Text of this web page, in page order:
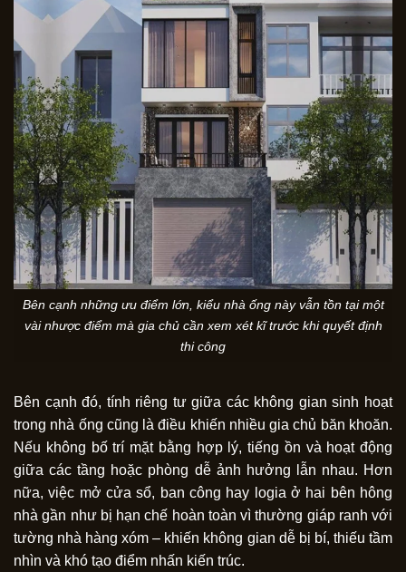
Bên cạnh những ưu điểm lớn, kiểu nhà ống này vẫn tồn tại một
vài nhược điểm mà gia chủ cần xem xét kĩ trước khi quyết định
thi công
Bên cạnh đó, tính riêng tư giữa các không gian sinh hoạt
trong nhà ống cũng là điều khiến nhiều gia chủ băn khoăn.
Nếu không bố trí mặt bằng hợp lý, tiếng ồn và hoạt động
giữa các tầng hoặc phòng dễ ảnh hưởng lẫn nhau. Hơn
nữa, việc mở cửa sổ, ban công hay logia ở hai bên hông
nhà gần như bị hạn chế hoàn toàn vì thường giáp ranh với
tường nhà hàng xóm – khiến không gian dễ bị bí, thiếu tầm
nhìn và khó tạo điểm nhấn kiến trúc.